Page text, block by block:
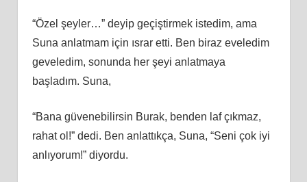
“Özel şeyler…” deyip geçiştirmek istedim, ama
Suna anlatmam için ısrar etti. Ben biraz eveledim
geveledim, sonunda her şeyi anlatmaya
başladım. Suna,
“Bana güvenebilirsin Burak, benden laf çıkmaz,
rahat ol!” dedi. Ben anlattıkça, Suna, “Seni çok iyi
anlıyorum!” diyordu.